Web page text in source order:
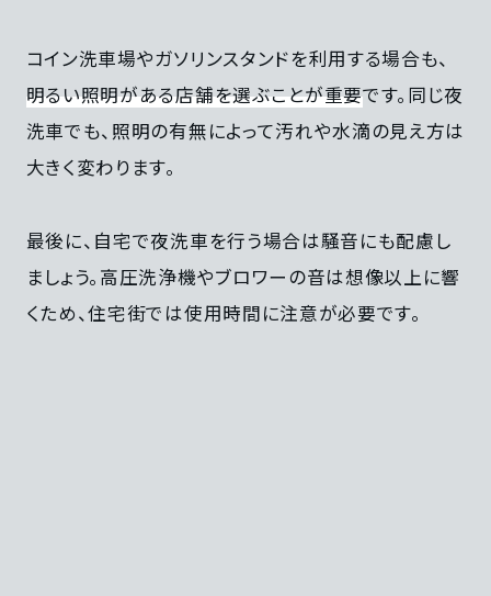
コイン洗車場やガソリンスタンドを利用する場合も、
明るい照明がある店舗を選ぶことが重要です。同じ夜
洗車でも、照明の有無によって汚れや水滴の見え方は
大きく変わります。
最後に、自宅で夜洗車を行う場合は騒音にも配慮し
ましょう。高圧洗浄機やブロワーの音は想像以上に響
くため、住宅街では使用時間に注意が必要です。